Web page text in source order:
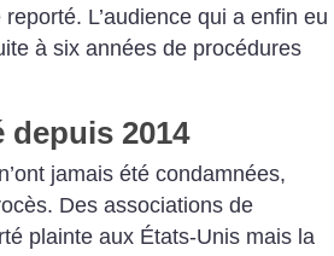
L’audience qui a enfin eu
à six années de procédures
depuis 2014
jamais été condamnées,
Des associations de
plainte aux États-Unis mais la